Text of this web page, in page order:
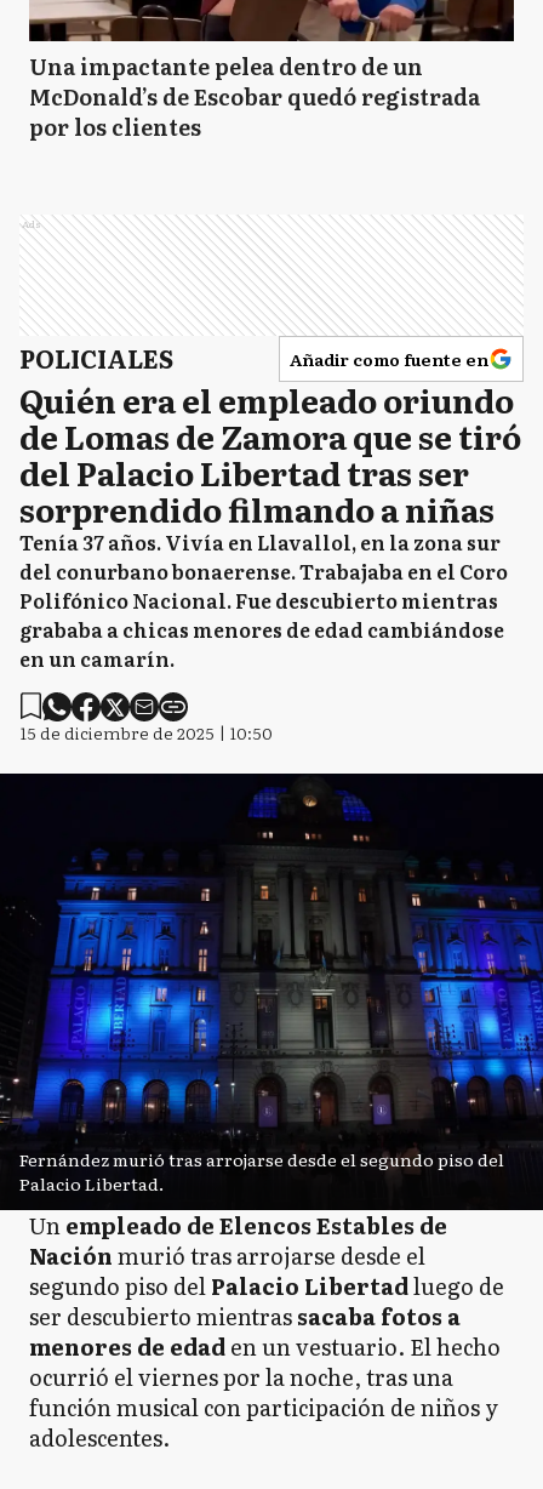
Una impactante pelea dentro de un
McDonald’s de Escobar quedó registrada
por los clientes
Ads
POLICIALES Añadir como fuente en
Quién era el empleado oriundo
de Lomas de Zamora que se tiró
del Palacio Libertad tras ser
sorprendido filmando a niñas
Tenía 37 años. Vivía en Llavallol, en la zona sur
del conurbano bonaerense. Trabajaba en el Coro
Polifónico Nacional. Fue descubierto mientras
grababa a chicas menores de edad cambiándose
en un camarín.
15 de diciembre de 2025 | 10:50
Fernández murió tras arrojarse desde el segundo piso del
Palacio Libertad.
Unempleado de Elencos Estables de
Naciónmurió tras arrojarse desde el
segundo piso delPalacio Libertadluego de
ser descubierto mientrassacaba fotos a
menores de edaden un vestuario. El hecho
ocurrió el viernes por la noche, tras una
función musical con participación de niños y
adolescentes.